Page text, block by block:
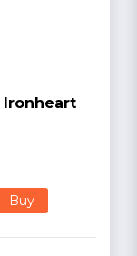
Ironheart
Buy